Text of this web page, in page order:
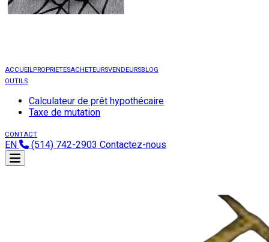
ACCUEILPROPRIETESACHETEURSVENDEURSBLOG
OUTILS
Calculateur de prêt hypothécaire
Taxe de mutation
CONTACT
EN (514) 742-2903 Contactez-nous